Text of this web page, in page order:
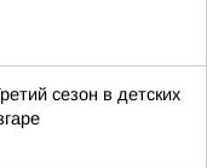
сезон в детских